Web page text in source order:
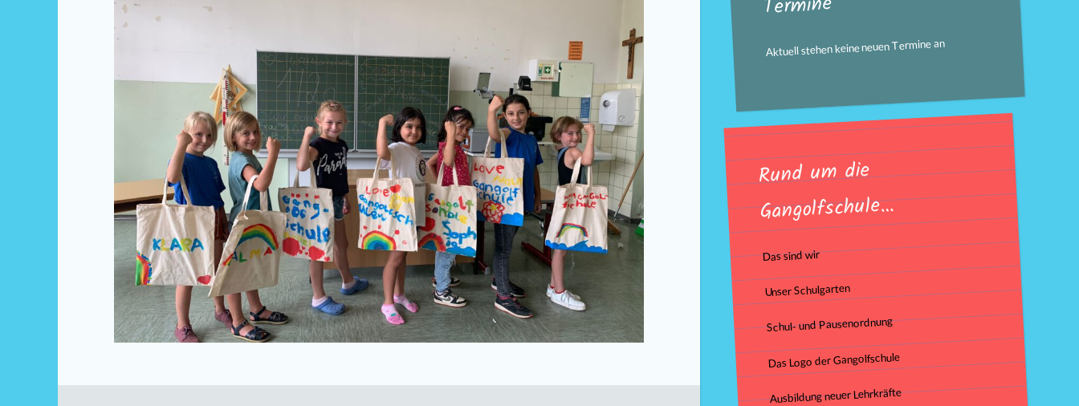
Aktuell stehen keine neuen Termine an
Rund um die
Gangolfschule…
Das sind wir
Unser Schulgarten
Schul- und Pausenordnung
Das Logo der Gangolfschule
Ausbildung neuer Lehrkräfte